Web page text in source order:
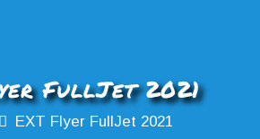
FullJet 2021
EXT Flyer FullJet 2021